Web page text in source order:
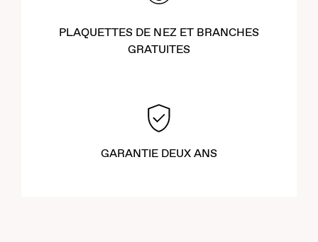
PLAQUETTES DE NEZ ET BRANCHES
GRATUITES
GARANTIE DEUX ANS